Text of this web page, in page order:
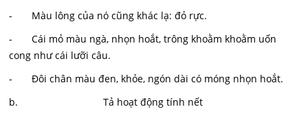
- Màu lông của nó cũng khác lạ: đỏ rực.
- Cái mỏ màu ngà, nhọn hoắt, trông khoằm khoằm uốn
cong như cái lưỡi câu.
- Đôi chân màu đen, khỏe, ngón dài có móng nhọn hoắt.
b. Tả hoạt động tính nết